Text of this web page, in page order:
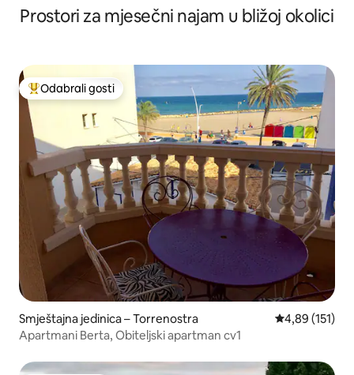
Prostori za mjesečni najam u bližoj okolici
Među najviše rangiranima s oznakom „Odabrali gosti”
Odabrali gosti
Smještajna jedinica – Torrenostra Prosječna
4,89 (151)
Apartmani Berta, Obiteljski apartman cv1